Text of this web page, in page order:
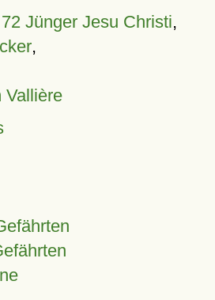
Jünger Jesu Christi,
,
Vallière